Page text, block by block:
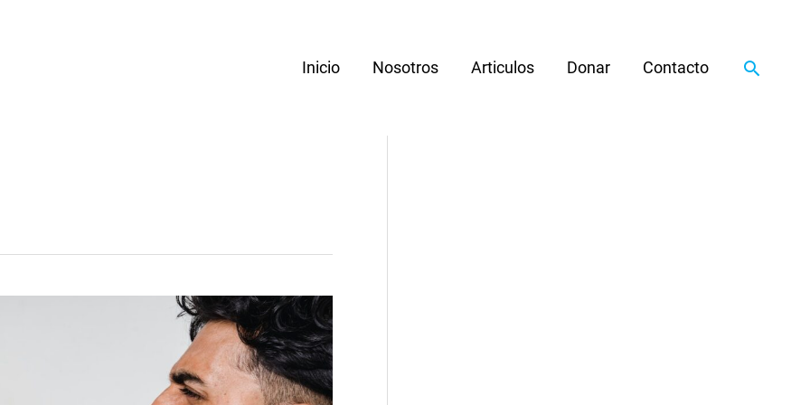
Inicio Nosotros Articulos Donar Contacto Search